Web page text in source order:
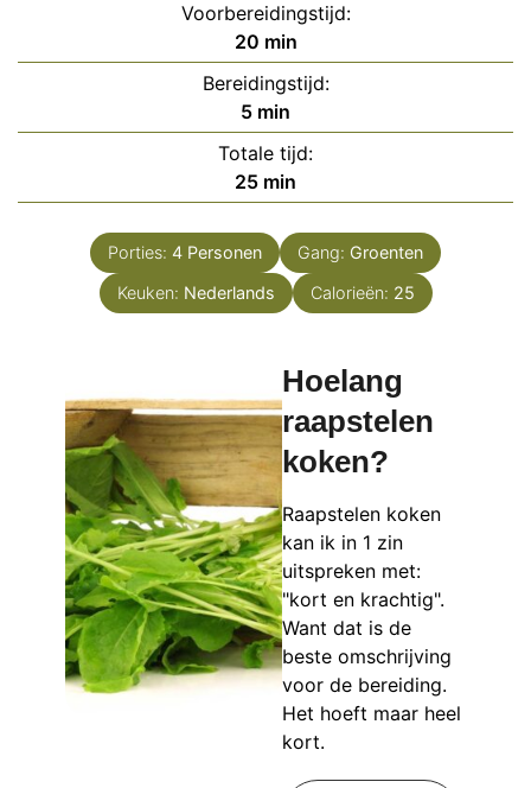
Voorbereidingstijd:
20minuten
min
Bereidingstijd:
5minuten
min
Totale tijd:
25minuten
min
Porties: 4 Personen Gang: Groenten
Keuken: Nederlands Calorieën: 25
Hoelang
raapstelen
koken?
Raapstelen koken
kan ik in 1 zin
uitspreken met:
"kort en krachtig".
Want dat is de
beste omschrijving
voor de bereiding.
Het hoeft maar heel
kort.